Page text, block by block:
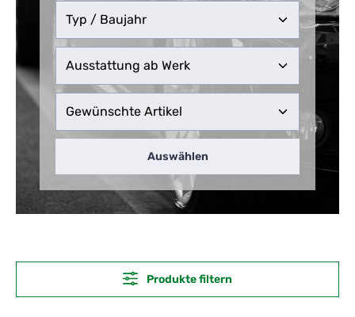
Auswählen
Produkte filtern